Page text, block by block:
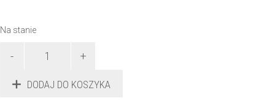
Na stanie
Nowe
programowania.
DODAJ DO KOSZYKA